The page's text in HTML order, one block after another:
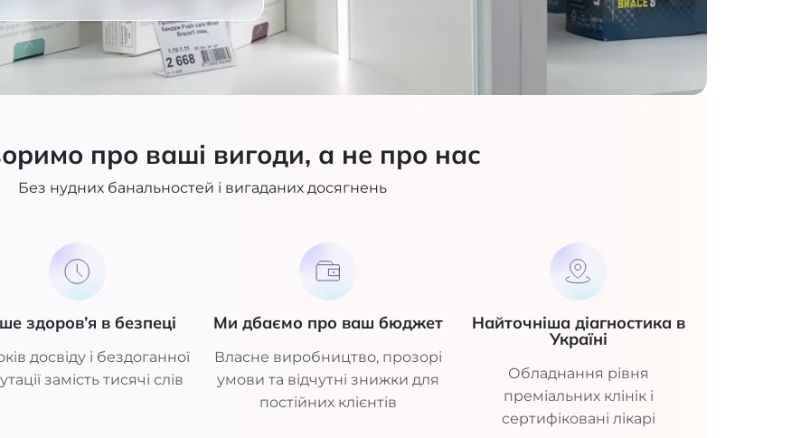
про ваші вигоди, а не про нас
Без нудних банальностей і вигаданих досягнень
здоров’я в безпеці
досвіду і бездоганної
замість тисячі слів
Ми дбаємо про ваш бюджет
Власне виробництво, прозорі
умови та відчутні знижки для
постійних клієнтів
Найточніша діагностика в
Україні
Обладнання рівня
преміальних клінік і
сертифіковані лікарі